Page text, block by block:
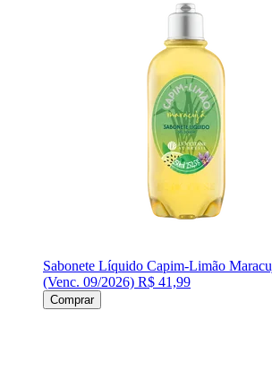
Sabonete Líquido Capim-Limão
(Venc. 09/2026) R$ 41,99
Comprar